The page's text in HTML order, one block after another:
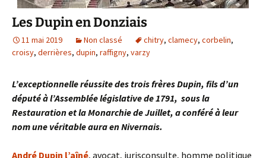
Les Dupin en Donziais
11 mai 2019 Non classé chitry, clamecy, corbelin,
croisy, derrières, dupin, raffigny, varzy
L’exceptionnelle réussite des trois frères Dupin, fils d’un
député à l’Assemblée législative de 1791, sous la
Restauration et la Monarchie de Juillet, a conféré à leur
nom une véritable aura en Nivernais.
André Dupin l’aîné, avocat, jurisconsulte, homme politique